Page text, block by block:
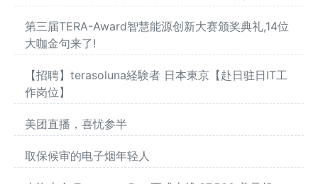
第三届TERA-Award智慧能源创新大赛颁奖典礼,14位
大咖金句来了!
【招聘】terasoluna経験者 日本東京【赴日驻日IT工
作岗位】
美团直播，喜忧参半
取保候审的电子烟年轻人